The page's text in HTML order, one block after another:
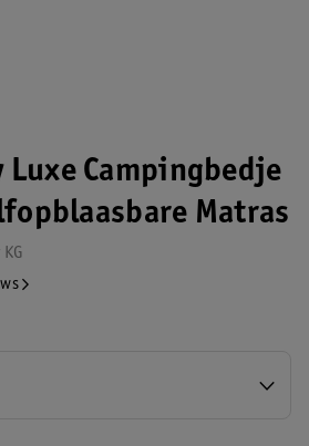
Luxe Campingbedje
Matras